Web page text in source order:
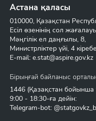
Астана қаласы
010000, Қазақстан
Есіл өзенінің сол
Мәңгілік ел даңғылы, 8,
Министрліктер үйі, 4
E-mail: e.stat@aspire.gov.kz
Бірыңғай байланыс
1446 (Қазақстан бойынша
9:00 - 18:30-ға дейін:
Telegram-bot: